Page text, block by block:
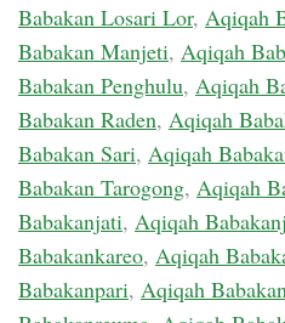
Babakan Losari Lor, Aqiqah
Babakan Manjeti, Aqiqah
Babakan Penghulu, Aqiqah
Babakan Raden, Aqiqah
Babakan Sari, Aqiqah
Babakan Tarogong, Aqiqah
Babakanjati, Aqiqah
Babakankareo, Aqiqah
Babakanpari, Aqiqah